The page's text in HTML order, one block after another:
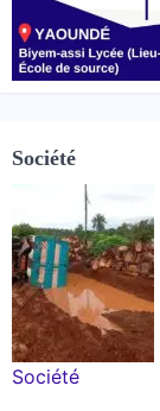
Société
Société